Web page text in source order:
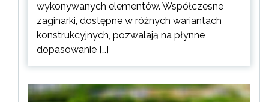
wykonywanych elementów. Współczesne
zaginarki, dostępne w różnych wariantach
konstrukcyjnych, pozwalają na płynne
dopasowanie […]